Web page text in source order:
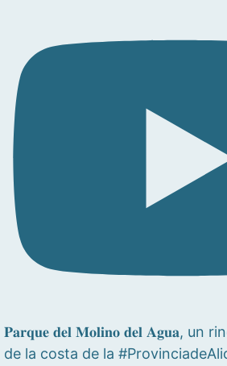
𝐏𝐚𝐫𝐪𝐮𝐞 𝐝𝐞𝐥 𝐌𝐨𝐥𝐢𝐧𝐨 𝐝𝐞𝐥 𝐀𝐠𝐮𝐚, un
de la costa de la